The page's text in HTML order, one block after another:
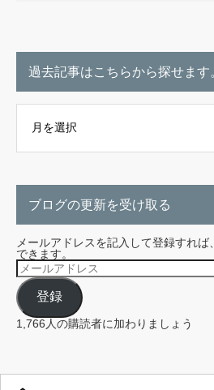
過去記事はこちらから探せます
ブログの更新を受け取る
メールアドレスを記入して登録すれ
できます。
メ
ー
ル
ア
ド
レ
ス
登録
1,766人の購読者に加わりましょう